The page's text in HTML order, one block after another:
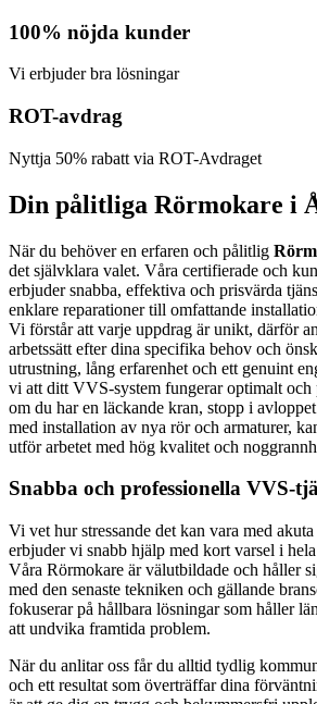
100% nöjda kunder
Vi erbjuder bra lösningar
ROT-avdrag
Nyttja 50% rabatt via ROT-Avdraget
Din pålitliga Rörmokare i
När du behöver en erfaren och pålitlig
det självklara valet. Våra certifierade och
erbjuder snabba, effektiva och prisvärda
enklare reparationer till omfattande
Vi förstår att varje uppdrag är unikt, därför
arbetssätt efter dina specifika behov och
utrustning, lång erfarenhet och ett genuint
vi att ditt VVS-system fungerar optimalt
om du har en läckande kran, stopp i
med installation av nya rör och armaturer,
utför arbetet med hög kvalitet och
Snabba och professionella VVS-
Vi vet hur stressande det kan vara med
erbjuder vi snabb hjälp med kort varsel i
Våra Rörmokare är välutbildade och håller
med den senaste tekniken och gällande
fokuserar på hållbara lösningar som håller
att undvika framtida problem.
När du anlitar oss får du alltid tydlig
och ett resultat som överträffar dina